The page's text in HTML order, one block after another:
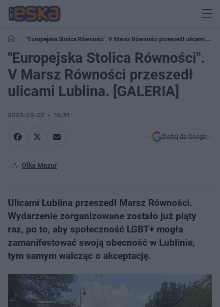
"Europejska Stolica Równości". V Marsz Równości przeszedł ulicami
Lublina. [GALERIA]
"Europejska Stolica Równości".
V Marsz Równości przeszedł
ulicami Lublina. [GALERIA]
2023-09-02 19:31
Dodaj do Google
Olka Mazur
Ulicami Lublina przeszedł Marsz Równości.
Wydarzenie zorganizowane zostało już piąty
raz, po to, aby społeczność LGBT+ mogła
zamanifestować swoją obecność w Lublinie,
tym samym walcząc o akceptację.